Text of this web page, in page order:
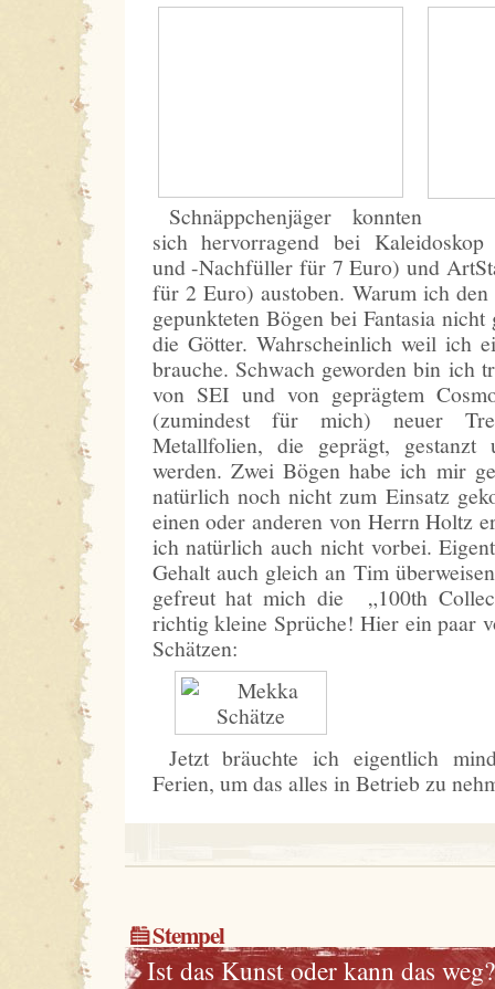
Schnäppchenjäger konnten
sich hervorragend bei Kaleidoskop
und -Nachfüller für 7 Euro) und
für 2 Euro) austoben. Warum ich
gepunkteten Bögen bei Fantasia
die Götter. Wahrscheinlich weil ich
brauche. Schwach geworden bin ich
von SEI und von geprägtem
(zumindest für mich) neuer
Metallfolien, die geprägt, gestanzt
werden. Zwei Bögen habe ich mir
natürlich noch nicht zum Einsatz
einen oder anderen von Herrn Holtz
ich natürlich auch nicht vorbei.
Gehalt auch gleich an Tim
gefreut hat mich die „100th
richtig kleine Sprüche! Hier ein paar
Schätzen:
Jetzt bräuchte ich eigentlich
Ferien, um das alles in Betrieb zu
Stempel
Ist das Kunst oder kann das weg?